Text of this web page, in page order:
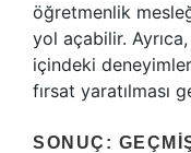
öğretmenlik
yol açabilir.
içindeki
fırsat yaratılması
SONUÇ: